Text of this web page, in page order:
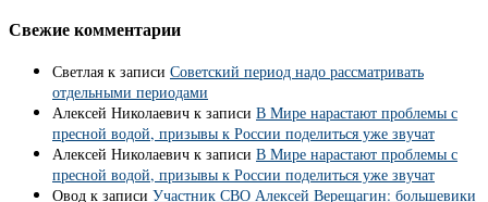
Свежие комментарии
Светлая к записи Советский период надо рассматривать
отдельными периодами
Алексей Николаевич к записи В Мире нарастают проблемы с
пресной водой, призывы к России поделиться уже звучат
Алексей Николаевич к записи В Мире нарастают проблемы с
пресной водой, призывы к России поделиться уже звучат
Овод к записи Участник СВО Алексей Верещагин: большевики